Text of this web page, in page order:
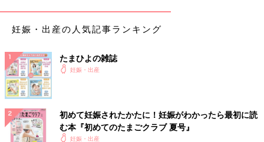
妊娠・出産の人気記事ランキング
たまひよの雑誌
妊娠・出産
初めて妊娠されたかたに！妊娠がわかったら最初に読
む本『初めてのたまごクラブ 夏号』
妊娠・出産